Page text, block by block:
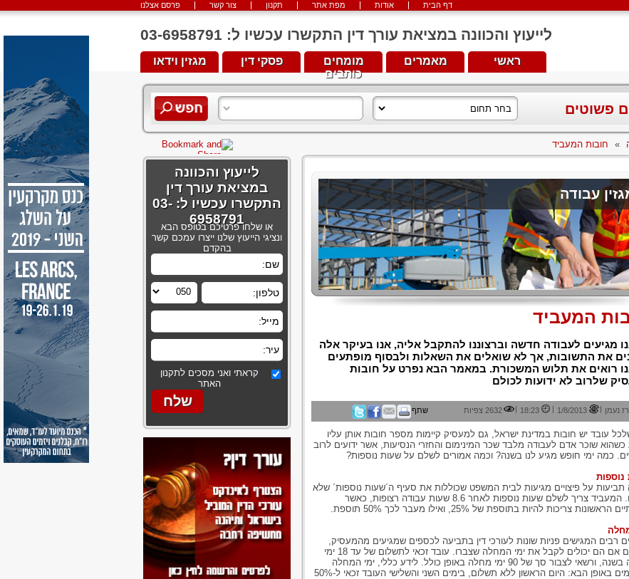
פרסם אצלנו צור קשר תקנון מפת אתר אודות דף הבית
לייעוץ והכוונה במציאת עורך דין התקשרו עכשיו ל: 03-6958791
מגזין וידאו פסקי דין
מומחים
כותבים
מאמרים ראשי
פשוטים
» חובות המעביד
עבודה
המעביד
מגיעים לעבודה חדשה וברצוננו להתקבל אליה, אנו בעיקר אלה
את התשובות, אך לא שואלים את השאלות ולבסוף מופתעים
רואים את תלוש המשכורת. במאמר הבא נפרט על חובות
שלרוב לא ידועות לכולם
נעמן |
1/8/2013
|
18:23
| 2632 צפיות שתף
עובד יש חובות במדינת ישראל, גם למעסיק קיימות מספר חובות אותן עליו
שוכר אדם לעבודה מלבד שכר המינימום והחזרי הנסיעות, אשר ידועים לרוב
כמה ימי חופש מגיע לנו בשנה? וכמה אמורים לשלם על שעות נוספות?
נוספות
על פיצויים מגיעות לבית המשפט שכוללות את סעיף ה´שעות נוספות´ שלא
שולמו. המעביד צריך לשלם שעות נוספות לאחר 8.6 שעות עבודה רצופות, כאשר
צריכות להיות בתוספת של 25%, ואילו מעבר לכך 50% תוספת.
רבים המגישים פניות שונות לעורכי דין בתביעה לכספים שמגיעים מהמעסיק,
בודקים אם הם יכולים לקבל את ימי המחלה שצברו. עובד זכאי לתשלום של עד 18 ימי
מחלה בשנה, ורשאי לצבור סך של 90 ימי מחלה באופן כולל. לידע כללי, ימי המחלה
משולמים באופן הבא: היום הראשון ללא תשלום, בימים השני והשלישי העובד זכאי ל-50%
לייעוץ והכוונה
במציאת עורך דין
התקשרו עכשיו ל: 03-
6958791
או שלחו פרטיכם בטופס הבא
ונציגי הייעוץ שלנו ייצרו עמכם קשר
בהקדם
קראתי ואני מסכים לתקנון
האתר